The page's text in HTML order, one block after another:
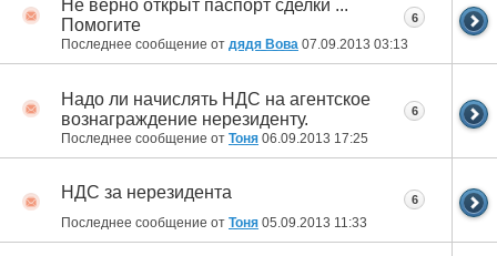
Не верно открыт паспорт сделки ...
Помогите
Последнее сообщение от дядя Вова 07.09.2013 03:13
6
Надо ли начислять НДС на агентское
вознаграждение нерезиденту.
Последнее сообщение от Тоня 06.09.2013 17:25
6
НДС за нерезидента
Последнее сообщение от Тоня 05.09.2013 11:33
6